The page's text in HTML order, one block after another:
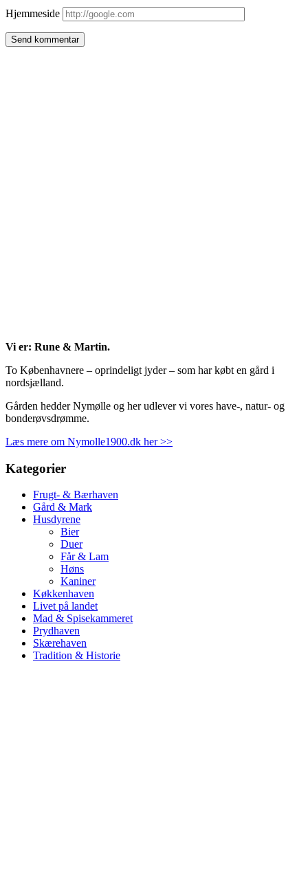
Hjemmeside
Vi er: Rune & Martin.
To Københavnere – oprindeligt jyder – som har købt en gård i
nordsjælland.
Gården hedder Nymølle og her udlever vi vores have-, natur- og
bonderøvsdrømme.
Læs mere om Nymolle1900.dk her >>
Kategorier
Frugt- & Bærhaven
Gård & Mark
Husdyrene
Bier
Duer
Får & Lam
Høns
Kaniner
Køkkenhaven
Livet på landet
Mad & Spisekammeret
Prydhaven
Skærehaven
Tradition & Historie